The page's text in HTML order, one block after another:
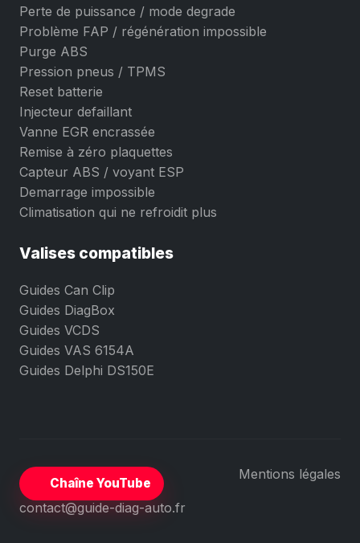
Perte de puissance / mode degrade
Problème FAP / régénération impossible
Purge ABS
Pression pneus / TPMS
Reset batterie
Injecteur defaillant
Vanne EGR encrassée
Remise à zéro plaquettes
Capteur ABS / voyant ESP
Demarrage impossible
Climatisation qui ne refroidit plus
Valises compatibles
Guides Can Clip
Guides DiagBox
Guides VCDS
Guides VAS 6154A
Guides Delphi DS150E
Chaîne YouTube
Mentions légales
contact@guide-diag-auto.fr